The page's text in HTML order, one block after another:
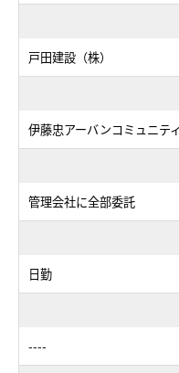
戸田建設（株）
伊藤忠アーバンコミュニティ
管理会社に全部委託
日勤
----